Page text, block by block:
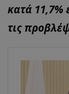
κατά 11,7%
τις